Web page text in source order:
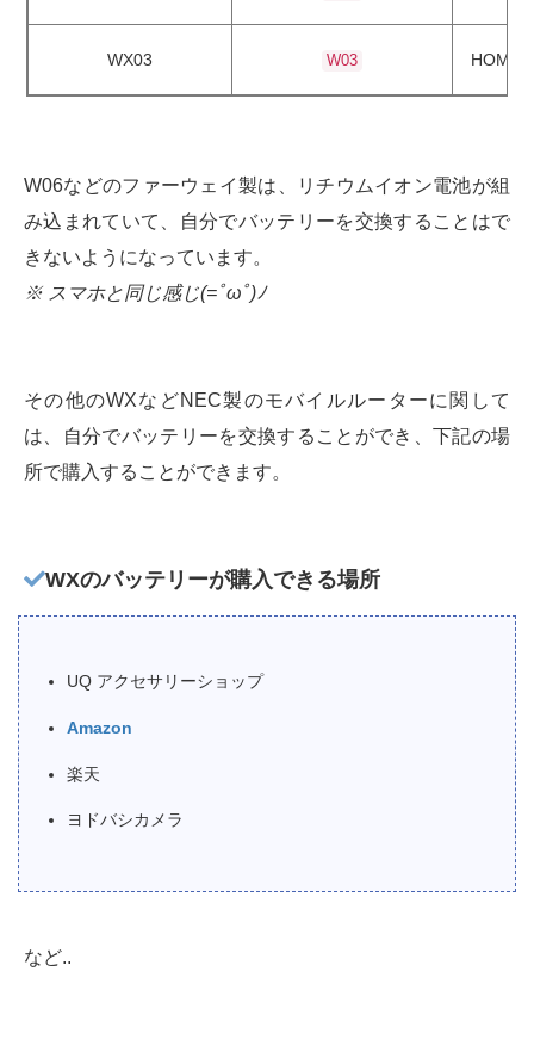
WX03 W03 HOME
W06などのファーウェイ製は、リチウムイオン電池が組
み込まれていて、自分でバッテリーを交換することはで
きないようになっています。
※ スマホと同じ感じ(=ﾟωﾟ)ﾉ
その他のWXなどNEC製のモバイルルーターに関して
は、自分でバッテリーを交換することができ、下記の場
所で購入することができます。
WXのバッテリーが購入できる場所
UQ アクセサリーショップ
Amazon
楽天
ヨドバシカメラ
など..